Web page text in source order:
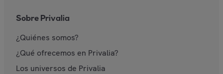
Sobre Privalia
¿Quiénes somos?
¿Qué ofrecemos en Privalia?
Los universos de Privalia